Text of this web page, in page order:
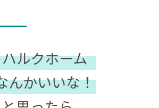
ハルクホーム
んかいいな！